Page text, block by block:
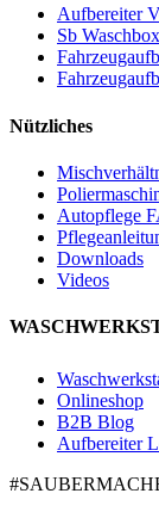
Aufbereiter
Sb
Nützliches
Autopflege
Downloads
Videos
Onlineshop
B2B Blog
Aufbereiter